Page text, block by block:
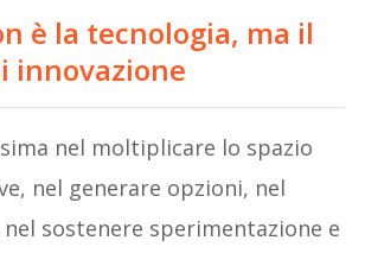
è la tecnologia, ma il
innovazione
nel moltiplicare lo spazio
nel generare opzioni, nel
sostenere sperimentazione e